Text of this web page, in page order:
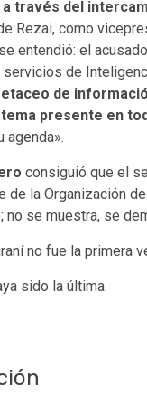
a través del
Rezai, como
entendió: el
de
de
presente en
agenda».
consiguió que el
de la Organización
se muestra, se
no fue la primera
sido la última.